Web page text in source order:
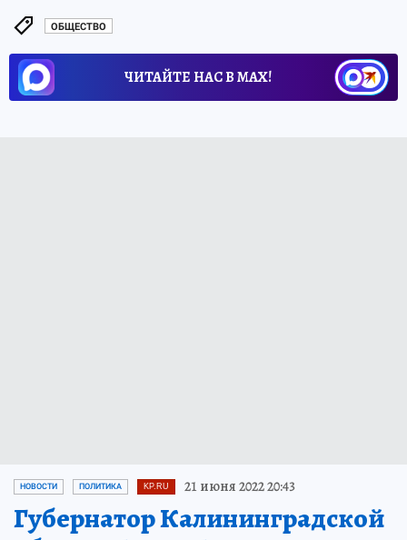
ОБЩЕСТВО
ЧИТАЙТЕ НАС В МАХ!
НОВОСТИ ПОЛИТИКА KP.RU 21 июня 2022 20:43
Губернатор Калининградской